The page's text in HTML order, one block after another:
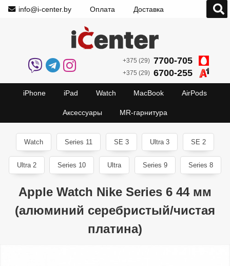
info@i-center.by Оплата Доставка
+375 (29) 7700-705
+375 (29) 6700-255
iPhone iPad Watch MacBook AirPods
Аксессуары MR-гарнитура
Watch Series 11 SE 3 Ultra 3 SE 2
Ultra 2 Series 10 Ultra Series 9 Series 8
Apple Watch Nike Series 6 44 мм
(алюминий серебристый/чистая
платина)